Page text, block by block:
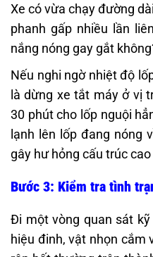
Xe có vừa chạy đường
phanh gấp nhiều lần
nắng nóng gay gắt
Nếu nghi ngờ nhiệt độ
là dừng xe tắt máy ở vị
30 phút cho lốp nguội
lạnh lên lốp đang nóng
gây hư hỏng cấu trúc cao
Bước 3: Kiểm tra tình
Đi một vòng quan sát
hiệu đinh, vật nhọn cắm